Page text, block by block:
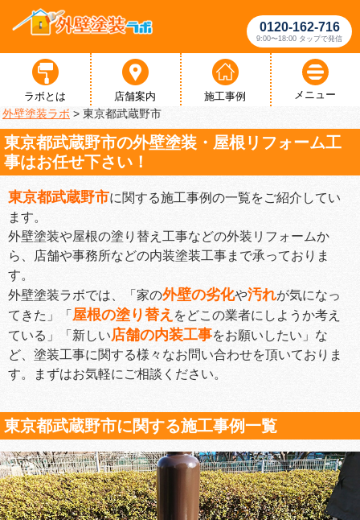
0120-162-716
9:00〜18:00 タップで発信
ラボとは 店舗案内 施工事例 メニュー
外壁塗装ラボ > 東京都武蔵野市
東京都武蔵野市の外壁塗装・屋根リフォーム工
事はお任せ下さい！
東京都武蔵野市に関する施工事例の一覧をご紹介してい
ます。
外壁塗装や屋根の塗り替え工事などの外装リフォームか
ら、店舗や事務所などの内装塗装工事まで承っておりま
す。
外壁塗装ラボでは、「家の外壁の劣化や汚れが気になっ
てきた」「 屋根の塗り替え をどこの業者にしようか考え
ている」「新しい店舗の内装工事をお願いしたい」な
ど、塗装工事に関する様々なお問い合わせを頂いておりま
す。まずはお気軽にご相談ください。
東京都武蔵野市に関する施工事例一覧